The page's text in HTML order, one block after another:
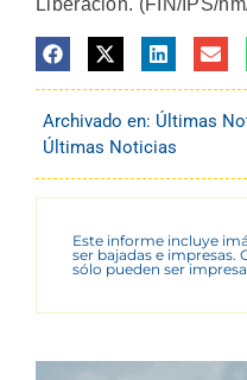
Archivado en: Últimas
Últimas Noticias
Este informe incluye
ser bajadas e impresas.
sólo pueden ser